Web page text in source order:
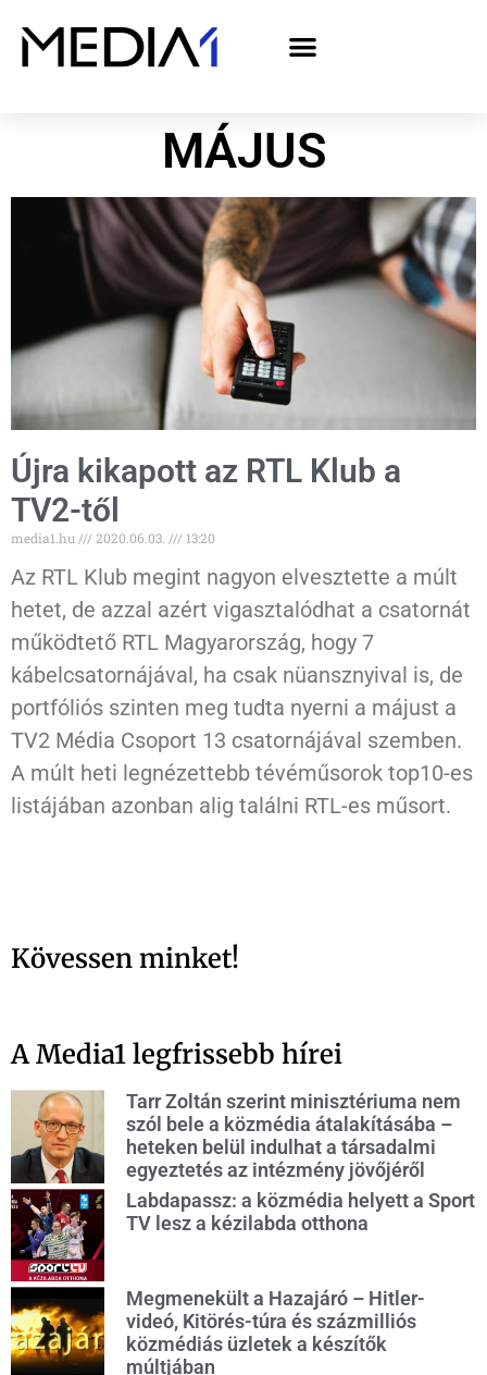
MÁJUS
Újra kikapott az RTL Klub a
TV2-től
media1.hu 2020.06.03. 13:20
Az RTL Klub megint nagyon elvesztette a múlt
hetet, de azzal azért vigasztalódhat a csatornát
működtető RTL Magyarország, hogy 7
kábelcsatornájával, ha csak nüansznyival is, de
portfóliós szinten meg tudta nyerni a májust a
TV2 Média Csoport 13 csatornájával szemben.
A múlt heti legnézettebb tévéműsorok top10-es
listájában azonban alig találni RTL-es műsort.
Kövessen minket!
A Media1 legfrissebb hírei
Tarr Zoltán szerint minisztériuma nem
szól bele a közmédia átalakításába –
heteken belül indulhat a társadalmi
egyeztetés az intézmény jövőjéről
Labdapassz: a közmédia helyett a Sport
TV lesz a kézilabda otthona
Megmenekült a Hazajáró – Hitler-
videó, Kitörés-túra és százmilliós
közmédiás üzletek a készítők
múltjában